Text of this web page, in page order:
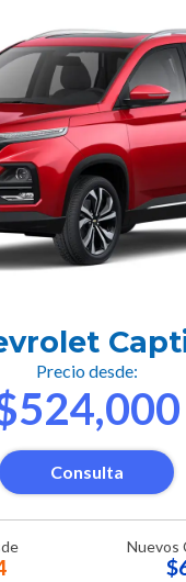
Precio desde:
Consulta
Nuevos